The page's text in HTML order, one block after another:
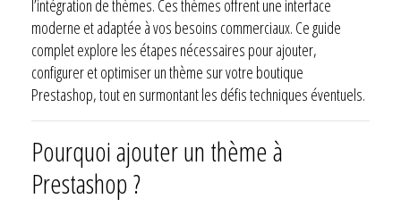
l’intégration de thèmes. Ces thèmes offrent une interface
moderne et adaptée à vos besoins commerciaux. Ce guide
complet explore les étapes nécessaires pour ajouter,
configurer et optimiser un thème sur votre boutique
Prestashop, tout en surmontant les défis techniques éventuels.
Pourquoi ajouter un thème à
Prestashop ?